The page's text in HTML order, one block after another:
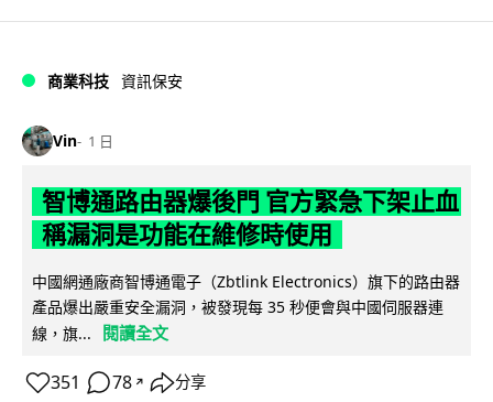
商業科技 資訊保安
Vin 1 日
智博通路由器爆後門 官方緊急下架止血
稱漏洞是功能在維修時使用
中國網通廠商智博通電子（Zbtlink Electronics）旗下的路由器
產品爆出嚴重安全漏洞，被發現每 35 秒便會與中國伺服器連
線，旗...
閱讀全文
351 78 ↗ 分享